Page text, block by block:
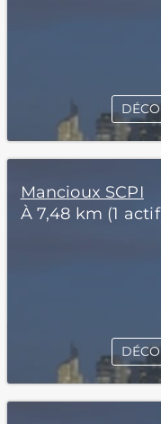
Mancioux SCPI
À 7,48 km (1